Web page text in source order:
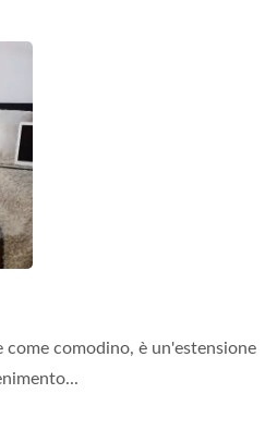
comodino, è un'estensione